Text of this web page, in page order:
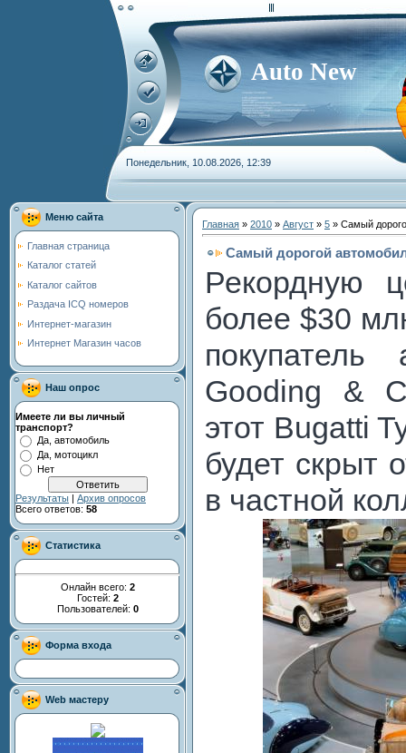
Auto New
Понедельник, 10.08.2026, 12:39
Меню сайта
Главная страница
Каталог статей
Каталог сайтов
Раздача ICQ номеров
Интернет-магазин
Интернет Магазин часов
Наш опрос
Имеете ли вы личный
транспорт?
Да, автомобиль
Да, мотоцикл
Нет
Результаты | Архив опросов
Всего ответов: 58
Статистика
Онлайн всего: 2
Гостей: 2
Пользователей: 0
Форма входа
Web мастеру
Главная » 2010 » Август » 5 » Самый
Самый дорогой
Рекордную
более $30
покупатель
Gooding &
этот Bugatti
будет скрыт
в частной